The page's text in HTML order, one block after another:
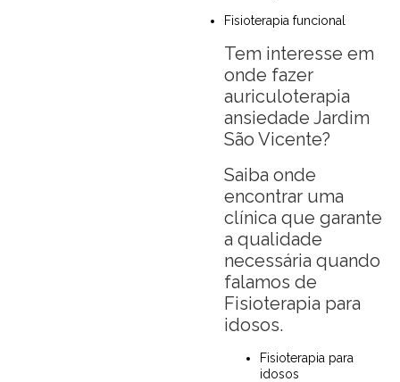
Fisioterapia funcional
Tem interesse em
onde fazer
auriculoterapia
ansiedade Jardim
São Vicente?
Saiba onde
encontrar uma
clínica que garante
a qualidade
necessária quando
falamos de
Fisioterapia para
idosos.
Fisioterapia para
idosos